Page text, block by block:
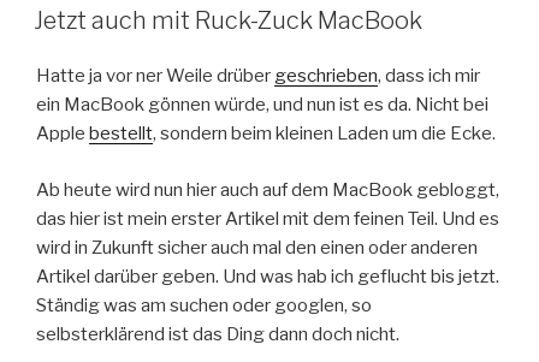
AM
Jetzt auch mit Ruck-Zuck MacBook
Hatte ja vor ner Weile drüber geschrieben, dass ich mir
ein MacBook gönnen würde, und nun ist es da. Nicht bei
Apple bestellt, sondern beim kleinen Laden um die Ecke.
Ab heute wird nun hier auch auf dem MacBook gebloggt,
das hier ist mein erster Artikel mit dem feinen Teil. Und es
wird in Zukunft sicher auch mal den einen oder anderen
Artikel darüber geben. Und was hab ich geflucht bis jetzt.
Ständig was am suchen oder googlen, so
selbsterklärend ist das Ding dann doch nicht.